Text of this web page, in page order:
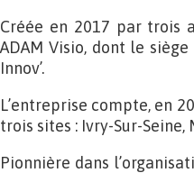
Créée en 2017 par trois
ADAM Visio, dont le
Innov’.
L’entreprise compte, en
trois sites : Ivry-Sur-
Pionnière dans